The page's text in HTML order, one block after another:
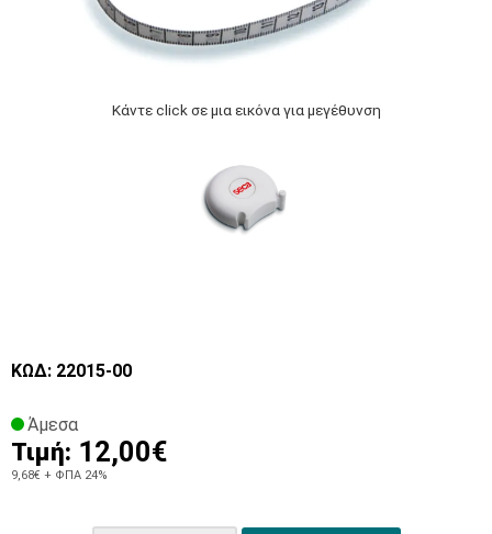
Κάντε click σε μια εικόνα για μεγέθυνση
ΚΩΔ: 22015-00
Άμεσα
Τιμή: 12,00€
9,68€ + ΦΠΑ 24%